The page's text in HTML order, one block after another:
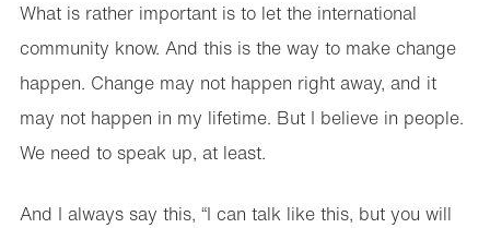
What is rather important is to let the international
community know. And this is the way to make change
happen. Change may not happen right away, and it
may not happen in my lifetime. But I believe in people.
We need to speak up, at least.
And I always say this, “I can talk like this, but you will